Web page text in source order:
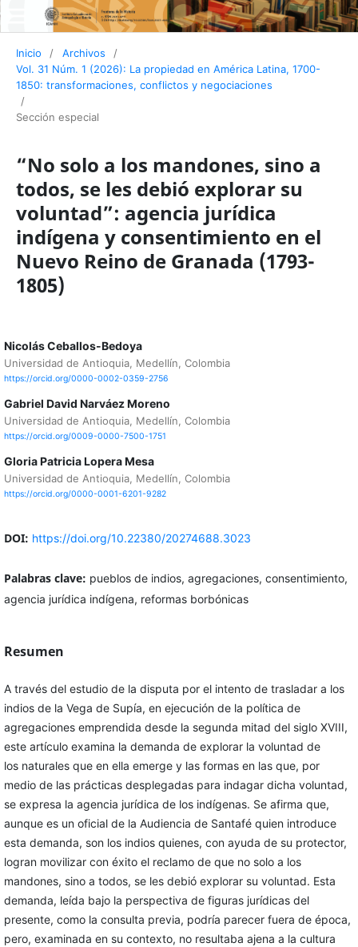
Inicio / Archivos
/
Vol. 31 Núm. 1 (2026): La propiedad en América Latina, 1700-
1850: transformaciones, conflictos y negociaciones
/
Sección especial
“No solo a los mandones, sino a
todos, se les debió explorar su
voluntad”: agencia jurídica
indígena y consentimiento en el
Nuevo Reino de Granada (1793-
1805)
Nicolás Ceballos-Bedoya
Universidad de Antioquia, Medellín, Colombia
https://orcid.org/0000-0002-0359-2756
Gabriel David Narváez Moreno
Universidad de Antioquia, Medellín, Colombia
https://orcid.org/0009-0000-7500-1751
Gloria Patricia Lopera Mesa
Universidad de Antioquia, Medellín, Colombia
https://orcid.org/0000-0001-6201-9282
DOI: https://doi.org/10.22380/20274688.3023
Palabras clave: pueblos de indios, agregaciones, consentimiento,
agencia jurídica indígena, reformas borbónicas
Resumen
A través del estudio de la disputa por el intento de trasladar a los
indios de la Vega de Supía, en ejecución de la política de
agregaciones emprendida desde la segunda mitad del siglo XVIII,
este artículo examina la demanda de explorar la voluntad de
los naturales que en ella emerge y las formas en las que, por
medio de las prácticas desplegadas para indagar dicha voluntad,
se expresa la agencia jurídica de los indígenas. Se afirma que,
aunque es un oficial de la Audiencia de Santafé quien introduce
esta demanda, son los indios quienes, con ayuda de su protector,
logran movilizar con éxito el reclamo de que no solo a los
mandones, sino a todos, se les debió explorar su voluntad. Esta
demanda, leída bajo la perspectiva de figuras jurídicas del
presente, como la consulta previa, podría parecer fuera de época,
pero, examinada en su contexto, no resultaba ajena a la cultura